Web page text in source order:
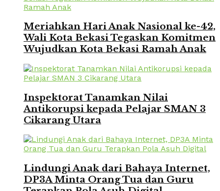
Meriahkan Hari Anak Nasional ke-42,
Wali Kota Bekasi Tegaskan Komitmen
Wujudkan Kota Bekasi Ramah Anak
Inspektorat Tanamkan Nilai
Antikorupsi kepada Pelajar SMAN 3
Cikarang Utara
Lindungi Anak dari Bahaya Internet,
DP3A Minta Orang Tua dan Guru